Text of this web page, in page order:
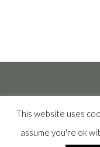
This website uses
assume you're ok